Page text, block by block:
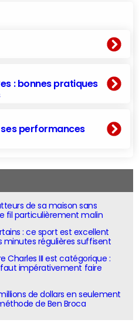
: bonnes pratiques
performances
de sa maison sans
fil particulièrement malin
: ce sport est excellent
minutes régulières suffisent
Charles III est catégorique :
impérativement faire
de dollars en seulement
de Ben Broca